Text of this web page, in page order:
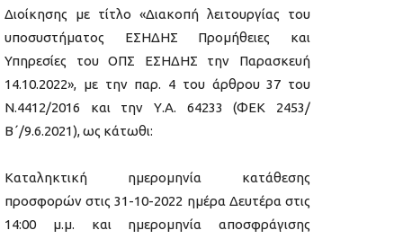
Διοίκησης με τίτλο «Διακοπή λειτουργίας του
υποσυστήματος ΕΣΗΔΗΣ Προμήθειες και
Υπηρεσίες του ΟΠΣ ΕΣΗΔΗΣ την Παρασκευή
14.10.2022», με την παρ. 4 του άρθρου 37 του
Ν.4412/2016 και την Υ.Α. 64233 (ΦΕΚ 2453/
Β΄/9.6.2021), ως κάτωθι:
Καταληκτική ημερομηνία κατάθεσης
προσφορών στις 31-10-2022 ημέρα Δευτέρα στις
14:00 μ.μ. και ημερομηνία αποσφράγισης